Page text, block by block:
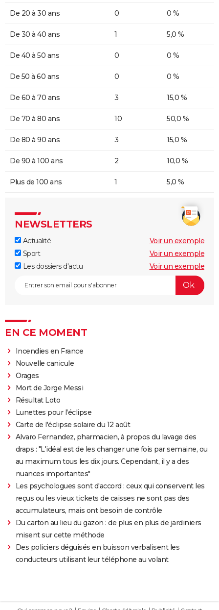
De 20 à 30 ans 0 0 %
De 30 à 40 ans 1 5,0 %
De 40 à 50 ans 0 0 %
De 50 à 60 ans 0 0 %
De 60 à 70 ans 3 15,0 %
De 70 à 80 ans 10 50,0 %
De 80 à 90 ans 3 15,0 %
De 90 à 100 ans 2 10,0 %
Plus de 100 ans 1 5,0 %
NEWSLETTERS
Actualité
Voir un exemple
Sport
Voir un exemple
Les dossiers d'actu
Voir un exemple
EN CE MOMENT
Incendies en France
Nouvelle canicule
Orages
Mort de Jorge Messi
Résultat Loto
Lunettes pour l'éclipse
Carte de l'éclipse solaire du 12 août
Alvaro Fernandez, pharmacien, à propos du lavage des
draps : "L'idéal est de les changer une fois par semaine, ou
au maximum tous les dix jours. Cependant, il y a des
nuances importantes"
Les psychologues sont d'accord : ceux qui conservent les
reçus ou les vieux tickets de caisses ne sont pas des
accumulateurs, mais ont besoin de contrôle
Du carton au lieu du gazon : de plus en plus de jardiniers
misent sur cette méthode
Des policiers déguisés en buisson verbalisent les
conducteurs utilisant leur téléphone au volant